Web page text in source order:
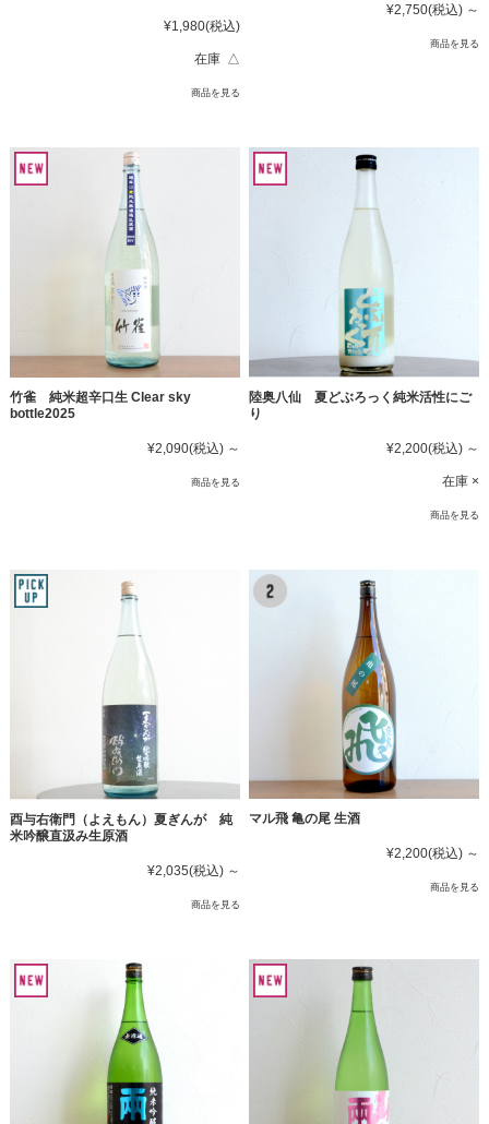
¥1,980(税込)
在庫 △
商品を見る
¥2,750(税込) ～
商品を見る
竹雀 純米超辛口生 Clear sky
bottle2025
¥2,090(税込) ～
商品を見る
陸奥八仙 夏どぶろっく純米活性にご
り
¥2,200(税込) ～
在庫 ×
商品を見る
酉与右衛門（よえもん）夏ぎんが 純
米吟醸直汲み生原酒
¥2,035(税込) ～
商品を見る
マル飛 亀の尾 生酒
¥2,200(税込) ～
商品を見る